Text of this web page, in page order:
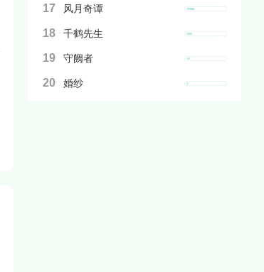
17 风月奇谭
18 千鹤先生
19 守阙者
20 婚纱